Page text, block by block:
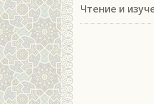
Чтение и